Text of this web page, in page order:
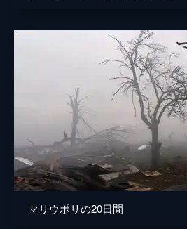
マリウポリの20日間